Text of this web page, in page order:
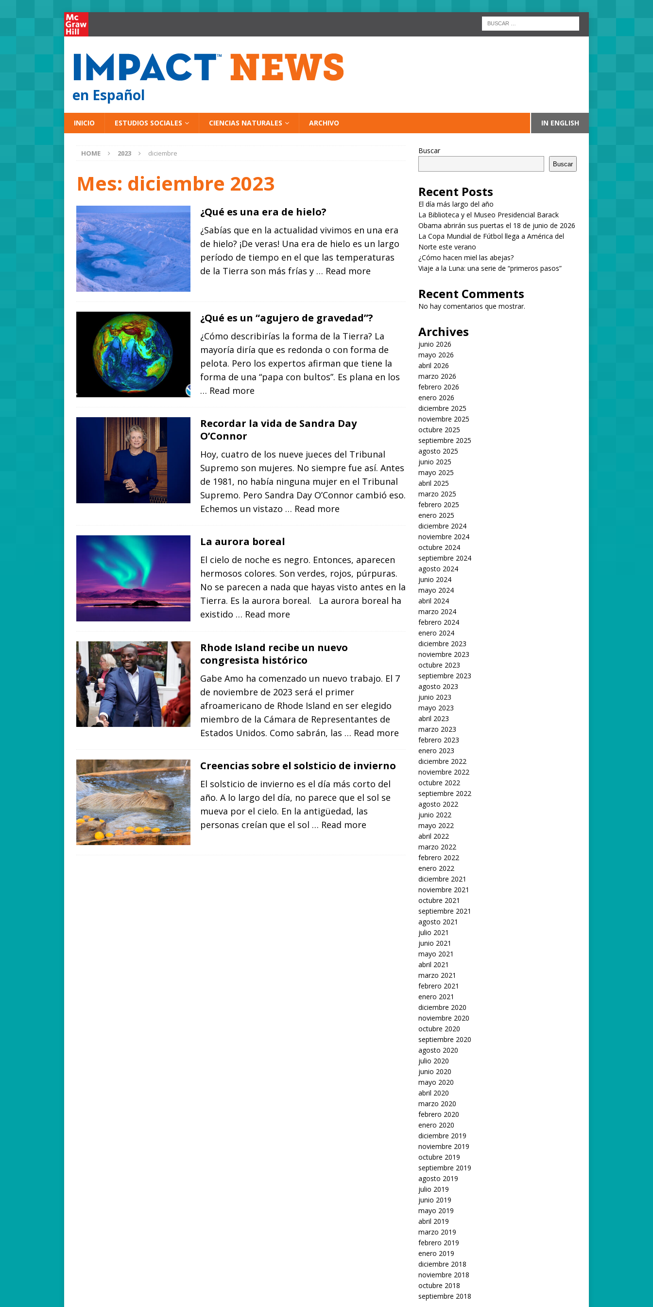
en Español
INICIO ESTUDIOS SOCIALES CIENCIAS NATURALES ARCHIVO IN ENGLISH
HOME 2023 diciembre
Mes: diciembre 2023
¿Qué es una era de hielo?
¿Sabías que en la actualidad vivimos en una era
de hielo? ¡De veras! Una era de hielo es un largo
período de tiempo en el que las temperaturas
de la Tierra son más frías y … Read more
¿Qué es un “agujero de gravedad”?
¿Cómo describirías la forma de la Tierra? La
mayoría diría que es redonda o con forma de
pelota. Pero los expertos afirman que tiene la
forma de una “papa con bultos”. Es plana en los
… Read more
Recordar la vida de Sandra Day
O’Connor
Hoy, cuatro de los nueve jueces del Tribunal
Supremo son mujeres. No siempre fue así. Antes
de 1981, no había ninguna mujer en el Tribunal
Supremo. Pero Sandra Day O’Connor cambió eso.
Echemos un vistazo … Read more
La aurora boreal
El cielo de noche es negro. Entonces, aparecen
hermosos colores. Son verdes, rojos, púrpuras.
No se parecen a nada que hayas visto antes en la
Tierra. Es la aurora boreal. La aurora boreal ha
existido … Read more
Rhode Island recibe un nuevo
congresista histórico
Gabe Amo ha comenzado un nuevo trabajo. El 7
de noviembre de 2023 será el primer
afroamericano de Rhode Island en ser elegido
miembro de la Cámara de Representantes de
Estados Unidos. Como sabrán, las … Read more
Creencias sobre el solsticio de invierno
El solsticio de invierno es el día más corto del
año. A lo largo del día, no parece que el sol se
mueva por el cielo. En la antigüedad, las
personas creían que el sol … Read more
Buscar
Buscar
Recent Posts
El día más largo del año
La Biblioteca y el Museo Presidencial Barack
Obama abrirán sus puertas el 18 de junio de 2026
La Copa Mundial de Fútbol llega a América del
Norte este verano
¿Cómo hacen miel las abejas?
Viaje a la Luna: una serie de “primeros pasos”
Recent Comments
No hay comentarios que mostrar.
Archives
junio 2026
mayo 2026
abril 2026
marzo 2026
febrero 2026
enero 2026
diciembre 2025
noviembre 2025
octubre 2025
septiembre 2025
agosto 2025
junio 2025
mayo 2025
abril 2025
marzo 2025
febrero 2025
enero 2025
diciembre 2024
noviembre 2024
octubre 2024
septiembre 2024
agosto 2024
junio 2024
mayo 2024
abril 2024
marzo 2024
febrero 2024
enero 2024
diciembre 2023
noviembre 2023
octubre 2023
septiembre 2023
agosto 2023
junio 2023
mayo 2023
abril 2023
marzo 2023
febrero 2023
enero 2023
diciembre 2022
noviembre 2022
octubre 2022
septiembre 2022
agosto 2022
junio 2022
mayo 2022
abril 2022
marzo 2022
febrero 2022
enero 2022
diciembre 2021
noviembre 2021
octubre 2021
septiembre 2021
agosto 2021
julio 2021
junio 2021
mayo 2021
abril 2021
marzo 2021
febrero 2021
enero 2021
diciembre 2020
noviembre 2020
octubre 2020
septiembre 2020
agosto 2020
julio 2020
junio 2020
mayo 2020
abril 2020
marzo 2020
febrero 2020
enero 2020
diciembre 2019
noviembre 2019
octubre 2019
septiembre 2019
agosto 2019
julio 2019
junio 2019
mayo 2019
abril 2019
marzo 2019
febrero 2019
enero 2019
diciembre 2018
noviembre 2018
octubre 2018
septiembre 2018